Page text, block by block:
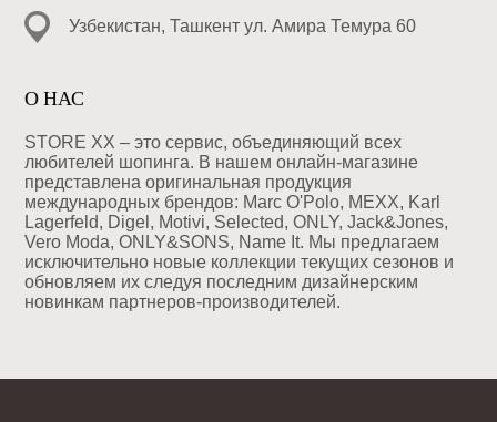
Узбекистан, Ташкент ул. Амира Темура 60
О НАС
STORE XX – это сервис, объединяющий всех
любителей шопинга. В нашем онлайн-магазине
представлена оригинальная продукция
международных брендов: Marc O'Polo, MEXX, Karl
Lagerfeld, Digel, Motivi, Selected, ONLY, Jack&Jones,
Vero Moda, ONLY&SONS, Name It. Мы предлагаем
исключительно новые коллекции текущих сезонов и
обновляем их следуя последним дизайнерским
новинкам партнеров-производителей.